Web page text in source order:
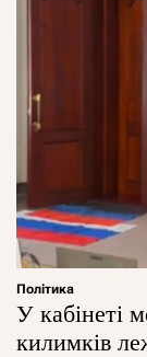
Політика
У кабінеті
килимків